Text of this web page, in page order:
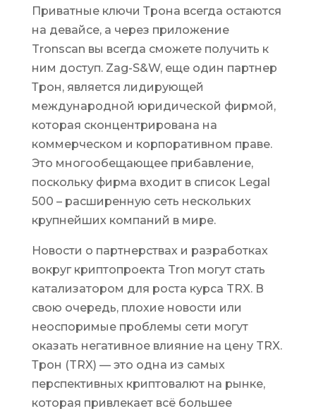
Приватные ключи Трона всегда остаются
на девайсе, а через приложение
Tronscan вы всегда сможете получить к
ним доступ. Zag-S&W, еще один партнер
Трон, является лидирующей
международной юридической фирмой,
которая сконцентрирована на
коммерческом и корпоративном праве.
Это многообещающее прибавление,
поскольку фирма входит в список Legal
500 – расширенную сеть нескольких
крупнейших компаний в мире.
Новости о партнерствах и разработках
вокруг криптопроекта Tron могут стать
катализатором для роста курса TRX. В
свою очередь, плохие новости или
неоспоримые проблемы сети могут
оказать негативное влияние на цену TRX.
Трон (TRX) — это одна из самых
перспективных криптовалют на рынке,
которая привлекает всё большее